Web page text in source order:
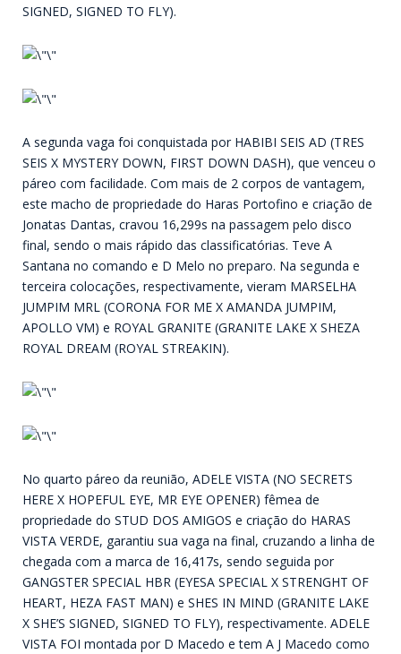
SIGNED, SIGNED TO FLY).
A segunda vaga foi conquistada por HABIBI SEIS AD (TRES
SEIS X MYSTERY DOWN, FIRST DOWN DASH), que venceu o
páreo com facilidade. Com mais de 2 corpos de vantagem,
este macho de propriedade do Haras Portofino e criação de
Jonatas Dantas, cravou 16,299s na passagem pelo disco
final, sendo o mais rápido das classificatórias. Teve A
Santana no comando e D Melo no preparo. Na segunda e
terceira colocações, respectivamente, vieram MARSELHA
JUMPIM MRL (CORONA FOR ME X AMANDA JUMPIM,
APOLLO VM) e ROYAL GRANITE (GRANITE LAKE X SHEZA
ROYAL DREAM (ROYAL STREAKIN).
No quarto páreo da reunião, ADELE VISTA (NO SECRETS
HERE X HOPEFUL EYE, MR EYE OPENER) fêmea de
propriedade do STUD DOS AMIGOS e criação do HARAS
VISTA VERDE, garantiu sua vaga na final, cruzando a linha de
chegada com a marca de 16,417s, sendo seguida por
GANGSTER SPECIAL HBR (EYESA SPECIAL X STRENGHT OF
HEART, HEZA FAST MAN) e SHES IN MIND (GRANITE LAKE
X SHE’S SIGNED, SIGNED TO FLY), respectivamente. ADELE
VISTA FOI montada por D Macedo e tem A J Macedo como